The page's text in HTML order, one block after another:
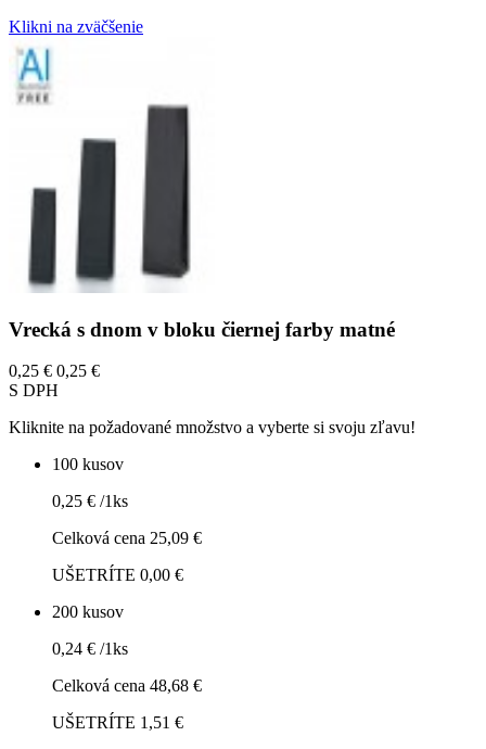
Klikni na zväčšenie
Vrecká s dnom v bloku čiernej farby matné
0,25 € 0,25 €
S DPH
Kliknite na požadované množstvo a vyberte si svoju zľavu!
100 kusov
0,25 € /1ks
Celková cena 25,09 €
UŠETRÍTE 0,00 €
200 kusov
0,24 € /1ks
Celková cena 48,68 €
UŠETRÍTE 1,51 €